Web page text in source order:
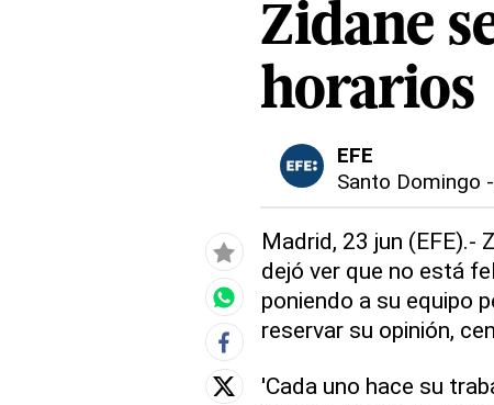
Zidane
horarios
EFE
Santo Domingo -
Madrid, 23 jun (EFE).-
dejó ver que no está
poniendo a su equipo
reservar su opinión,
'Cada uno hace su